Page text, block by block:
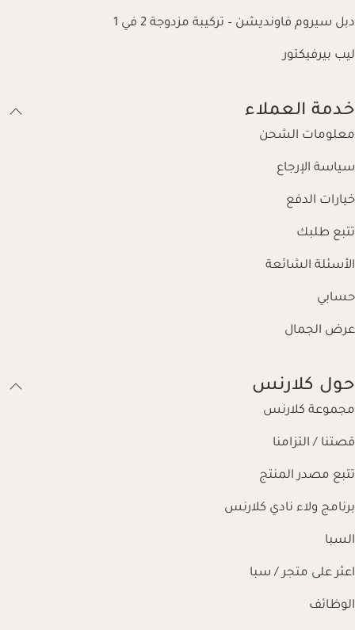
دبل سيروم فاونديشن – تركيبة مزدوجة 2 في 1
ليب بيرفيكتور
خدمة العملاء
معلومات الشحن
سياسة الإرجاع
خيارات الدفع
تتبع طلبك
الأسئلة الشائعة
حسابي
عرض الجمال
حول كلارنس
مجموعة كلارنس
قصتنا / التزامنا
تتبع مصدر المنتج
برنامج ولاء نادي كلارنس
السبا
اعثر على متجر / سبا
الوظائف